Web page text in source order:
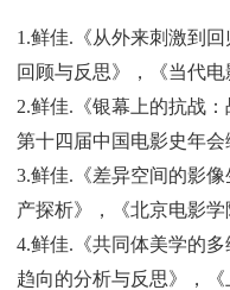
1.鲜佳.《从外来刺激到
回顾与反思》，《当代电
2.鲜佳.《银幕上的抗战
第十四届中国电影史年会
3.鲜佳.《差异空间的影
产探析》，《北京电影学
4.鲜佳.《共同体美学的
趋向的分析与反思》，《